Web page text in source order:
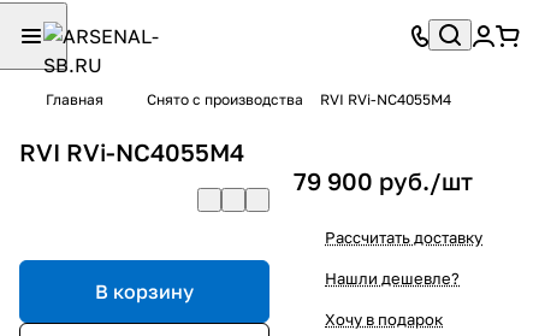
Главная Снято с производства RVI RVi-NC4055M4
RVI RVi-NC4055M4
В корзину
79 900 руб./шт
Рассчитать доставку
Нашли дешевле?
Хочу в подарок